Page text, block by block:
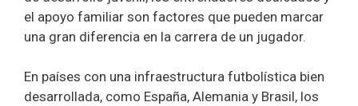
el apoyo familiar son factores que pueden marcar
una gran diferencia en la carrera de un jugador.
En países con una infraestructura futbolística bien
desarrollada, como España, Alemania y Brasil, los